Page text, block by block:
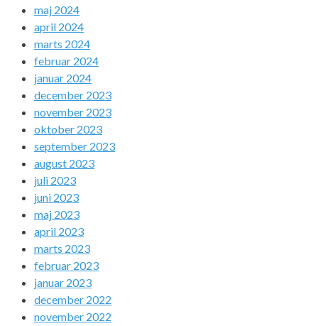
maj 2024
april 2024
marts 2024
februar 2024
januar 2024
december 2023
november 2023
oktober 2023
september 2023
august 2023
juli 2023
juni 2023
maj 2023
april 2023
marts 2023
februar 2023
januar 2023
december 2022
november 2022